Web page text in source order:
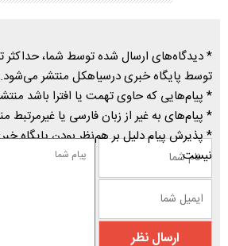
توسط پایگاه خبری درسیاهکل منتشر می‌شود.
* پیام‌هایی که حاوی تهمت یا افترا باشد
* پیام‌های به غیر از زبان فارسی یا غیرمرتبط
* پذیرش پیام دلیل بر هم‌نظر بودن پایگاه
نیست.